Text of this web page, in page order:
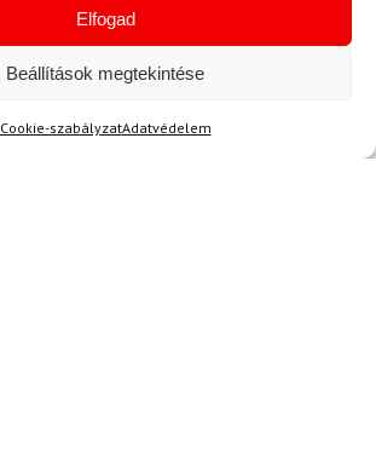
Elfogad
Beállítások megtekintése
Cookie-szabályzatAdatvédelem